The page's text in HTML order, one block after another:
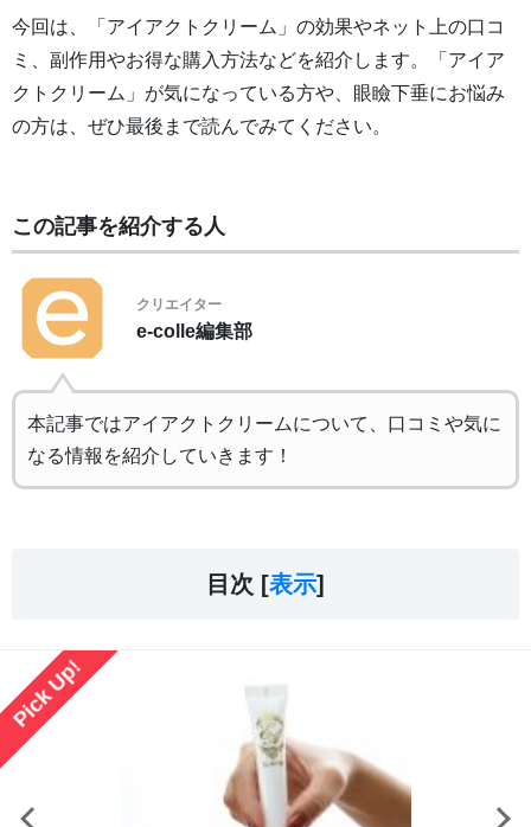
今回は、「アイアクトクリーム」の効果やネット上の口コ
ミ、副作用やお得な購入方法などを紹介します。「アイア
クトクリーム」が気になっている方や、眼瞼下垂にお悩み
の方は、ぜひ最後まで読んでみてください。
この記事を紹介する人
クリエイター
e-colle編集部
本記事ではアイアクトクリームについて、口コミや気に
なる情報を紹介していきます！
目次 [表示]
Pick Up!